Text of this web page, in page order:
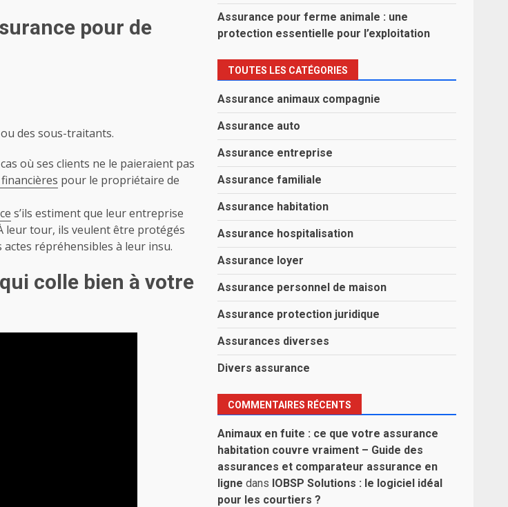
pour de
des sous-traitants.
où ses clients ne le paieraient pas
pour le propriétaire de
s’ils estiment que leur entreprise
leur tour, ils veulent être protégés
répréhensibles à leur insu.
colle bien à votre
Assurance pour ferme animale : une
protection essentielle pour l’exploitation
TOUTES LES CATÉGORIES
Assurance animaux compagnie
Assurance auto
Assurance entreprise
Assurance familiale
Assurance habitation
Assurance hospitalisation
Assurance loyer
Assurance personnel de maison
Assurance protection juridique
Assurances diverses
Divers assurance
COMMENTAIRES RÉCENTS
Animaux en fuite : ce que votre assurance
habitation couvre vraiment – Guide des
assurances et comparateur assurance en
ligne dans IOBSP Solutions : le logiciel idéal
pour les courtiers ?